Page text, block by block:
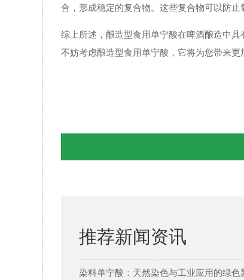
合，形成稳定的复合物。这些复合物可以防止
综上所述，酿造型食用单宁酸在啤酒酿造中
不妨考虑酿造型食用单宁酸，它将为您带来更
推荐新闻资讯
染料单宁酸：天然染色与工业应用的绿色